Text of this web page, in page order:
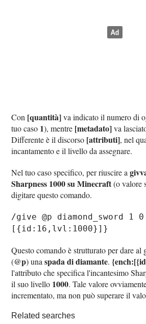
Con [quantità]va indicato il numero di
tuo caso 1), mentre [metadato]va
Differente è il discorso [attributi], nel
incantamento e il livello da assegnare.
Nel tuo caso specifico, per riuscire a
Sharpness 1000 su Minecraft(o valore
digitare questo comando.
/give @p diamond_sword 1
[{id:16,lvl:1000}]}
Questo comando è strutturato per dare
(@p) unaspada di diamante.
l'attributo che specifica l'incantesimo
il suo livello 1000. Tale valore
incrementato, ma non può superare il